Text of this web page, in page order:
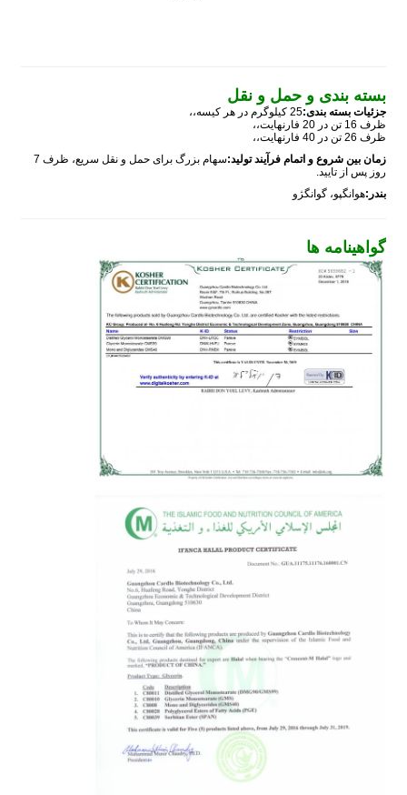
بسته بندی و حمل و نقل
جزئیات بسته بندی:25 کیلوگرم در هر کیسه،،
ظرف 16 تن در 20 فارنهایت،،
ظرف 26 تن در 40 فارنهایت،،
زمان بین شروع و اتمام فرآیند تولید:
سهام بزرگ برای حمل و نقل سریع، ظرف 7
روز پس از تایید.
بندر:هوانگپو، گوانگژو
گواهینامه ها